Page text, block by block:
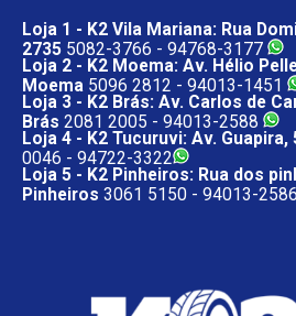
Loja 1 - K2 Vila Mariana: Rua
2735 5082-3766 - 94768-3177
Loja 2 - K2 Moema: Av. Hélio
Moema 5096 2812 - 94013-1451
Loja 3 - K2 Brás: Av. Carlos de
Brás 2081 2005 - 94013-2588
Loja 4 - K2 Tucuruvi: Av.
0046 - 94722-3322
Loja 5 - K2 Pinheiros: Rua dos
Pinheiros 3061 5150 - 94013-2586